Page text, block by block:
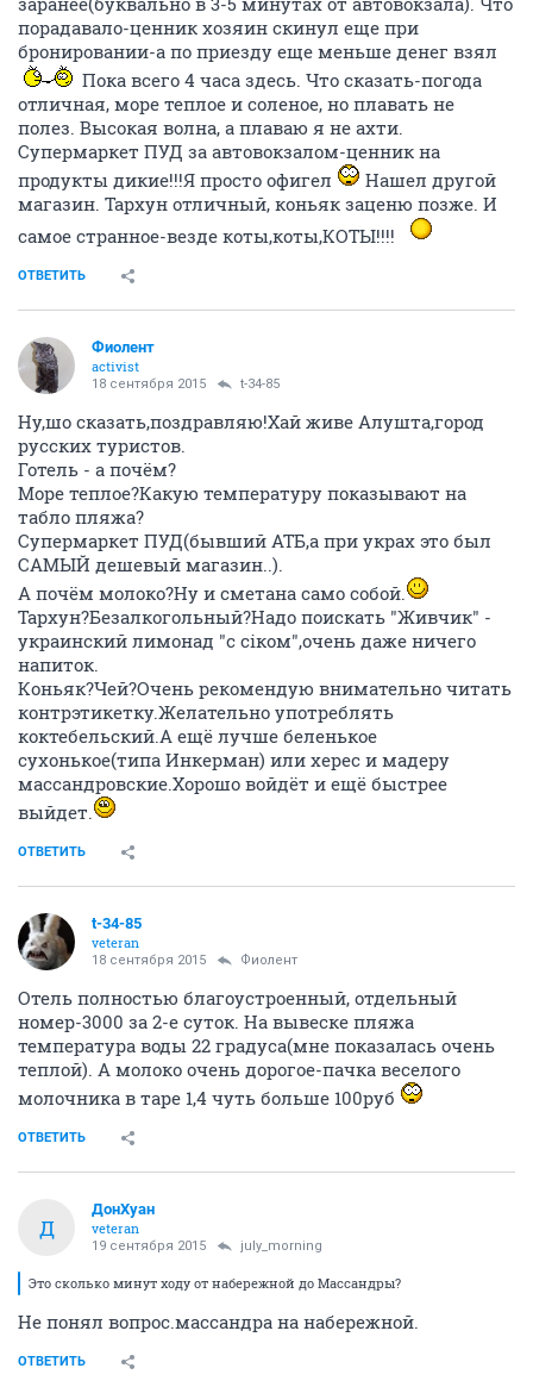
порадавало-ценник хозяин скинул еще при
бронировании-а по приезду еще меньше денег взял
Пока всего 4 часа здесь. Что сказать-погода
отличная, море теплое и соленое, но плавать не
полез. Высокая волна, а плаваю я не ахти.
Супермаркет ПУД за автовокзалом-ценник на
продукты дикие!!!Я просто офигел
Нашел другой
магазин. Тархун отличный, коньяк заценю позже. И
самое странное-везде коты,коты,КОТЫ!!!!
ОТВЕТИТЬ
Фиолент
activist
18 сентября 2015 t-34-85
Ну,шо сказать,поздравляю!Хай живе Алушта,город
русских туристов.
Готель - а почём?
Море теплое?Какую температуру показывают на
табло пляжа?
Супермаркет ПУД(бывший АТБ,а при украх это был
САМЫЙ дешевый магазин..).
А почём молоко?Ну и сметана само собой.
Тархун?Безалкогольный?Надо поискать "Живчик" -
украинский лимонад "с сiком",очень даже ничего
напиток.
Коньяк?Чей?Очень рекомендую внимательно читать
контрэтикетку.Желательно употреблять
коктебельский.А ещё лучше беленькое
сухонькое(типа Инкерман) или херес и мадеру
массандровские.Хорошо войдёт и ещё быстрее
выйдет.
ОТВЕТИТЬ
t-34-85
veteran
18 сентября 2015 Фиолент
Отель полностью благоустроенный, отдельный
номер-3000 за 2-е суток. На вывеске пляжа
температура воды 22 градуса(мне показалась очень
теплой). А молоко очень дорогое-пачка веселого
молочника в таре 1,4 чуть больше 100руб
ОТВЕТИТЬ
Д
ДонХуан
veteran
19 сентября 2015 july_morning
Это сколько минут ходу от набережной до Массандры?
Не понял вопрос.массандра на набережной.
ОТВЕТИТЬ